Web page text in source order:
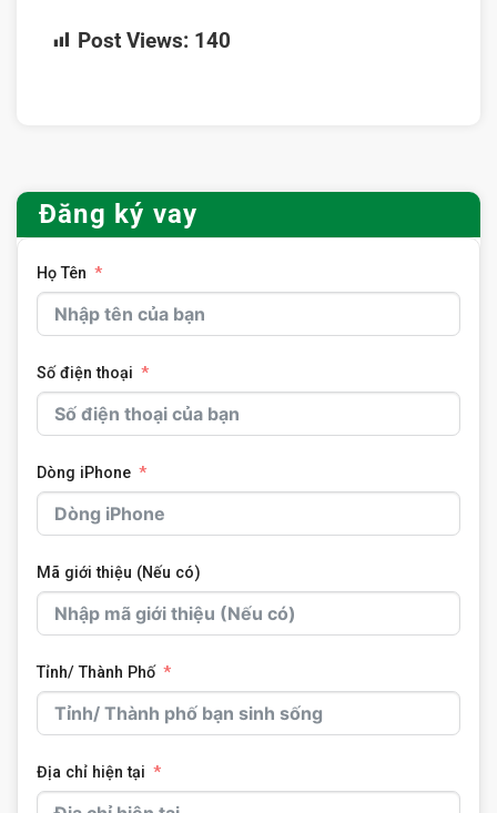
Post Views: 140
Đăng ký vay
Họ Tên
Số điện thoại
Dòng iPhone
Mã giới thiệu (Nếu có)
Tỉnh/ Thành Phố
Địa chỉ hiện tại